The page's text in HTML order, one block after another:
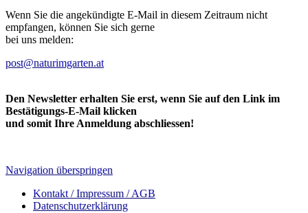
Wenn Sie die angekündigte E-Mail in diesem Zeitraum nicht
empfangen, können Sie sich gerne
bei uns melden:
post@naturimgarten.at
Den Newsletter erhalten Sie erst, wenn Sie auf den Link im
Bestätigungs-E-Mail klicken
und somit Ihre Anmeldung abschliessen!
Navigation überspringen
Kontakt / Impressum / AGB
Datenschutzerklärung